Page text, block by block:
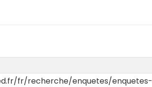
fr/recherche/enquetes/enquetes-